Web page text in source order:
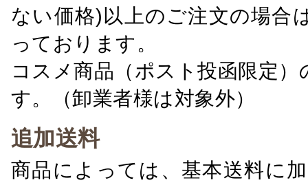
ない価格)以上のご注文の場合
っております。
コスメ商品（ポスト投函限定
す。（卸業者様は対象外）
追加送料
商品によっては、基本送料に